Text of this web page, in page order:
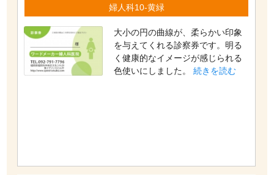
婦人科10-黄緑
大小の円の曲線が、柔らかい印象
を与えてくれる診察券です。明る
く健康的なイメージが感じられる
色使いにしました。続きを読む